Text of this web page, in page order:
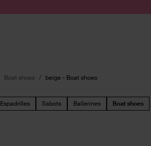
Boat shoes beige - Boat shoes
Espadrilles Sabots Ballerines Boat shoes